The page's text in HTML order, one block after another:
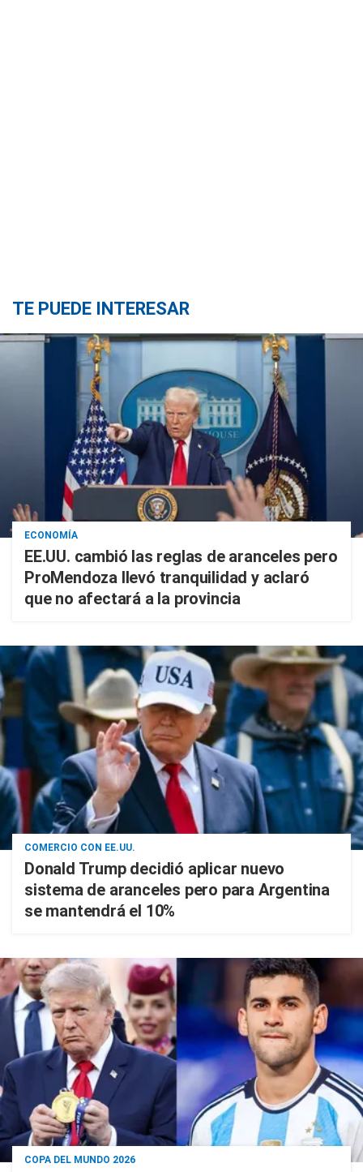
TE PUEDE INTERESAR
ECONOMÍA
EE.UU. cambió las reglas de aranceles pero
ProMendoza llevó tranquilidad y aclaró
que no afectará a la provincia
COMERCIO CON EE.UU.
Donald Trump decidió aplicar nuevo
sistema de aranceles pero para Argentina
se mantendrá el 10%
COPA DEL MUNDO 2026